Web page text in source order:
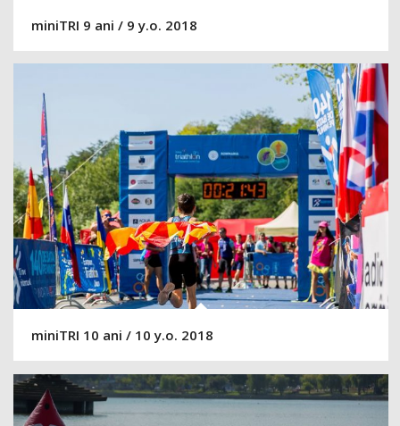
miniTRI 9 ani / 9 y.o. 2018
miniTRI 10 ani / 10 y.o. 2018